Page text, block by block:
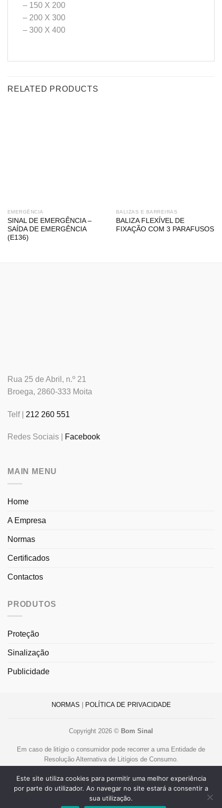
– 150 X 200
– 200 X 300
– 300 X 400
RELATED PRODUCTS
EMERGÊNCIA
SINAL DE EMERGÊNCIA –
SAÍDA DE EMERGÊNCIA
(E136)
BALIZAS E BARREIRAS
BALIZA FLEXÍVEL DE
FIXAÇÃO COM 3 PARAFUSOS
Rua 25 de Abril, n.º 21
Broega, 2860-333 Moita
Telf | 212 260 551
Redes Sociais | Facebook
MAIN MENU
Home
A Empresa
Normas
Certificados
Contactos
PRODUTOS
Proteção
Sinalização
Publicidade
NORMAS POLÍTICA DE PRIVACIDADE
Copyright 2026 © Bom Sinal
Em caso de litígio o consumidor pode recorrer a uma Entidade de
Resolução Alternativa de Litígios de Consumo.
www.centroarbitragemlisboa.pt.
Mais informações em Portal do Consumidorwww.consumidor.pt
Este site utiliza cookies para permitir uma melhor experiência
por parte do utilizador. Ao navegar no site estará a consentir a
sua utilização.